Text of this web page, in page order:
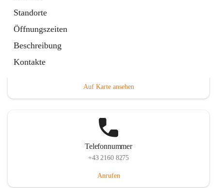
Standorte
Öffnungszeiten
Beschreibung
Kontakte
Auf Karte ansehen
Telefonnummer
+43 2160 8275
Anrufen